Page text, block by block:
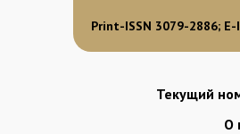
Print-ISSN 3079-2886;
Текущий
О